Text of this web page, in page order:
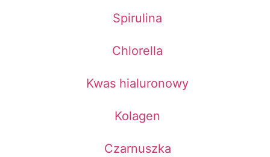
Spirulina
Chlorella
Kwas hialuronowy
Kolagen
Czarnuszka